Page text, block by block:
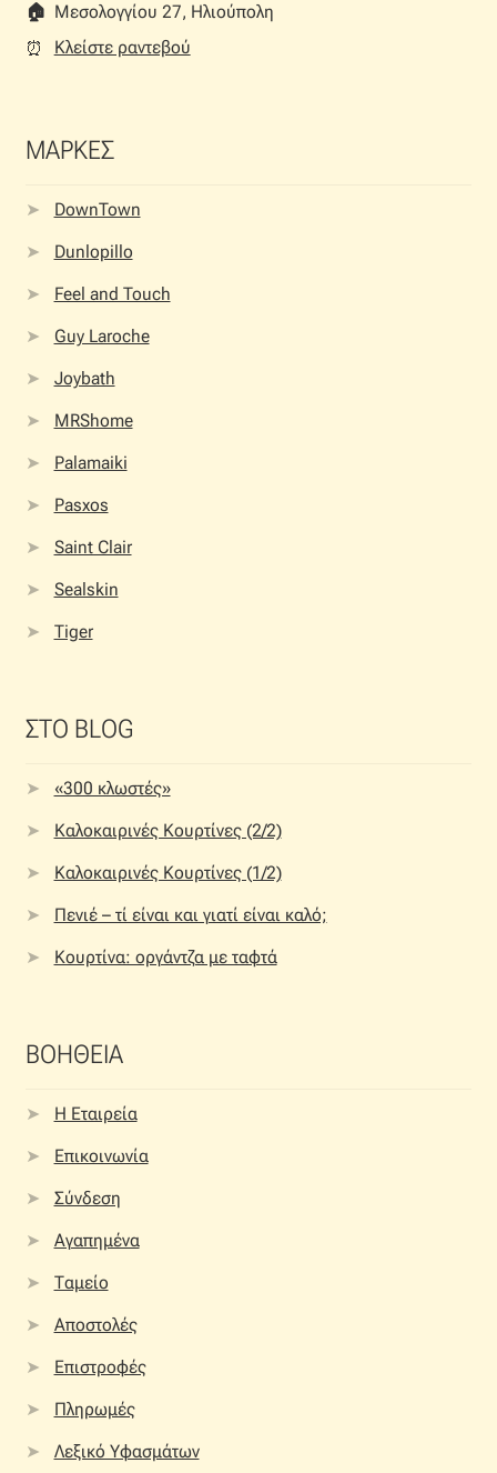
🏠︎ Μεσολογγίου 27, Ηλιούπολη
⏰︎
Κλείστε ραντεβού
ΜΑΡΚΕΣ
DownTown
Dunlopillo
Feel and Touch
Guy Laroche
Joybath
MRShome
Palamaiki
Pasxos
Saint Clair
Sealskin
Tiger
ΣΤΟ BLOG
«300 κλωστές»
Καλοκαιρινές Κουρτίνες (2/2)
Καλοκαιρινές Κουρτίνες (1/2)
Πενιέ – τί είναι και γιατί είναι καλό;
Κουρτίνα: οργάντζα με ταφτά
ΒΟΗΘΕΙΑ
Η Εταιρεία
Επικοινωνία
Σύνδεση
Αγαπημένα
Ταμείο
Αποστολές
Επιστροφές
Πληρωμές
Λεξικό Υφασμάτων